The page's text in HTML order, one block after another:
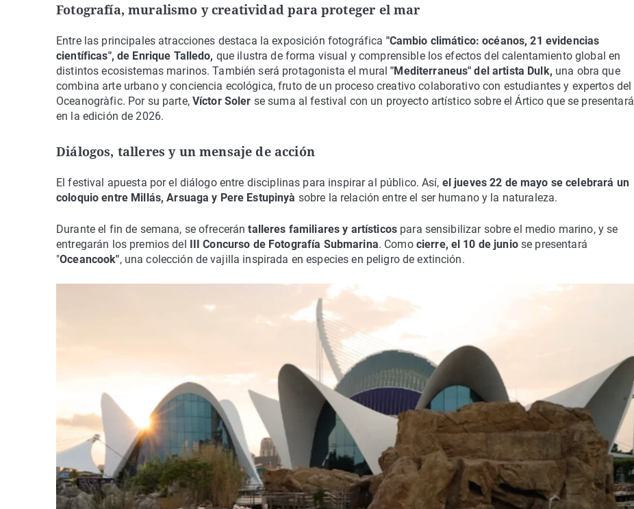
Fotografía, muralismo y creatividad para proteger el mar
Entre las principales atracciones destaca la exposición fotográfica "Cambio climático: océanos, 21 evidencias
científicas", de Enrique Talledo, que ilustra de forma visual y comprensible los efectos del calentamiento global en
distintos ecosistemas marinos. También será protagonista el mural "Mediterraneus" del artista Dulk, una obra que
combina arte urbano y conciencia ecológica, fruto de un proceso creativo colaborativo con estudiantes y expertos del
Oceanogràfic. Por su parte, Víctor Soler se suma al festival con un proyecto artístico sobre el Ártico que se presentará
en la edición de 2026.
Diálogos, talleres y un mensaje de acción
El festival apuesta por el diálogo entre disciplinas para inspirar al público. Así, el jueves 22 de mayo se celebrará un
coloquio entre Millás, Arsuaga y Pere Estupinyà sobre la relación entre el ser humano y la naturaleza.
Durante el fin de semana, se ofrecerántalleres familiares y artísticospara sensibilizar sobre el medio marino, y se
entregarán los premios del III Concurso de Fotografía Submarina. Como cierre, el 10 de juniose presentará
"Oceancook", una colección de vajilla inspirada en especies en peligro de extinción.